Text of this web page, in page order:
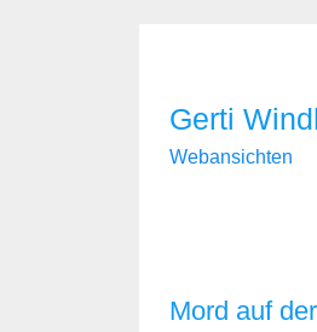
Gerti
Webansichten
Mord auf